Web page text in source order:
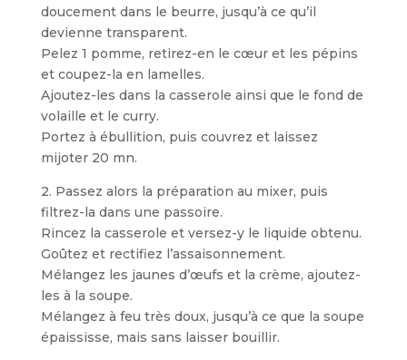
doucement dans le beurre, jusqu’à ce qu’il
devienne transparent.
Pelez 1 pomme, retirez-en le cœur et les pépins
et coupez-la en lamelles.
Ajoutez-les dans la casserole ainsi que le fond de
volaille et le curry.
Portez à ébullition, puis couvrez et laissez
mijoter 20 mn.
2. Passez alors la préparation au mixer, puis
filtrez-la dans une passoire.
Rincez la casserole et versez-y le liquide obtenu.
Goûtez et rectifiez l’assaisonnement.
Mélangez les jaunes d’œufs et la crème, ajoutez-
les à la soupe.
Mélangez à feu très doux, jusqu’à ce que la soupe
épaississe, mais sans laisser bouillir.